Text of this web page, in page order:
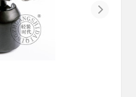
Next